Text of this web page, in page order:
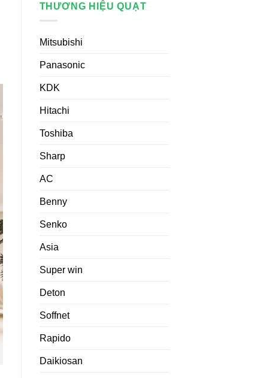
THƯƠNG HIỆU QUẠT
Mitsubishi
Panasonic
KDK
Hitachi
Toshiba
Sharp
AC
Benny
Senko
Asia
Super win
Deton
Soffnet
Rapido
Daikiosan